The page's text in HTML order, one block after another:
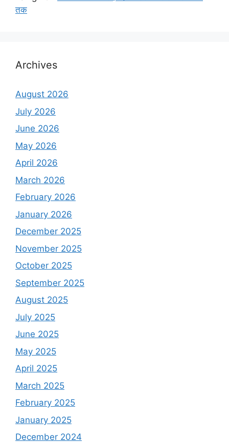
तक
Archives
August 2026
July 2026
June 2026
May 2026
April 2026
March 2026
February 2026
January 2026
December 2025
November 2025
October 2025
September 2025
August 2025
July 2025
June 2025
May 2025
April 2025
March 2025
February 2025
January 2025
December 2024